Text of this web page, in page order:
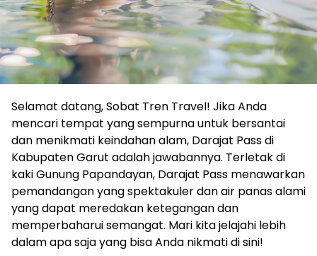
Selamat datang, Sobat Tren Travel! Jika Anda
mencari tempat yang sempurna untuk bersantai
dan menikmati keindahan alam, Darajat Pass di
Kabupaten Garut adalah jawabannya. Terletak di
kaki Gunung Papandayan, Darajat Pass menawarkan
pemandangan yang spektakuler dan air panas alami
yang dapat meredakan ketegangan dan
memperbaharui semangat. Mari kita jelajahi lebih
dalam apa saja yang bisa Anda nikmati di sini!